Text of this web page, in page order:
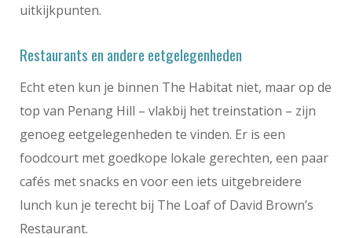
uitkijkpunten.
Restaurants en andere eetgelegenheden
Echt eten kun je binnen The Habitat niet, maar op de
top van Penang Hill – vlakbij het treinstation – zijn
genoeg eetgelegenheden te vinden. Er is een
foodcourt met goedkope lokale gerechten, een paar
cafés met snacks en voor een iets uitgebreidere
lunch kun je terecht bij The Loaf of David Brown’s
Restaurant.